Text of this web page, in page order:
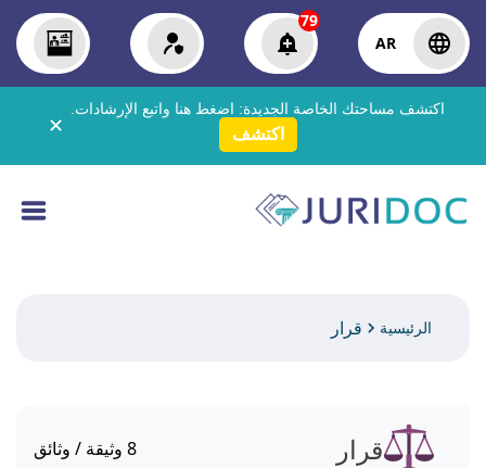
AR
79
اكتشف مساحتك الخاصة الجديدة: اضغط هنا واتبع الإرشادات.
اكتشف ✕
الرئيسية قرار
قرار 8 وثيقة / وثائق